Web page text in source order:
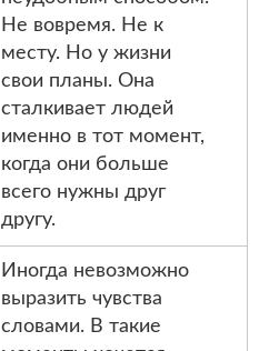
Не вовремя. Не к
месту. Но у жизни
свои планы. Она
сталкивает людей
именно в тот момент,
когда они больше
всего нужны друг
другу.
Иногда невозможно
выразить чувства
словами. В такие